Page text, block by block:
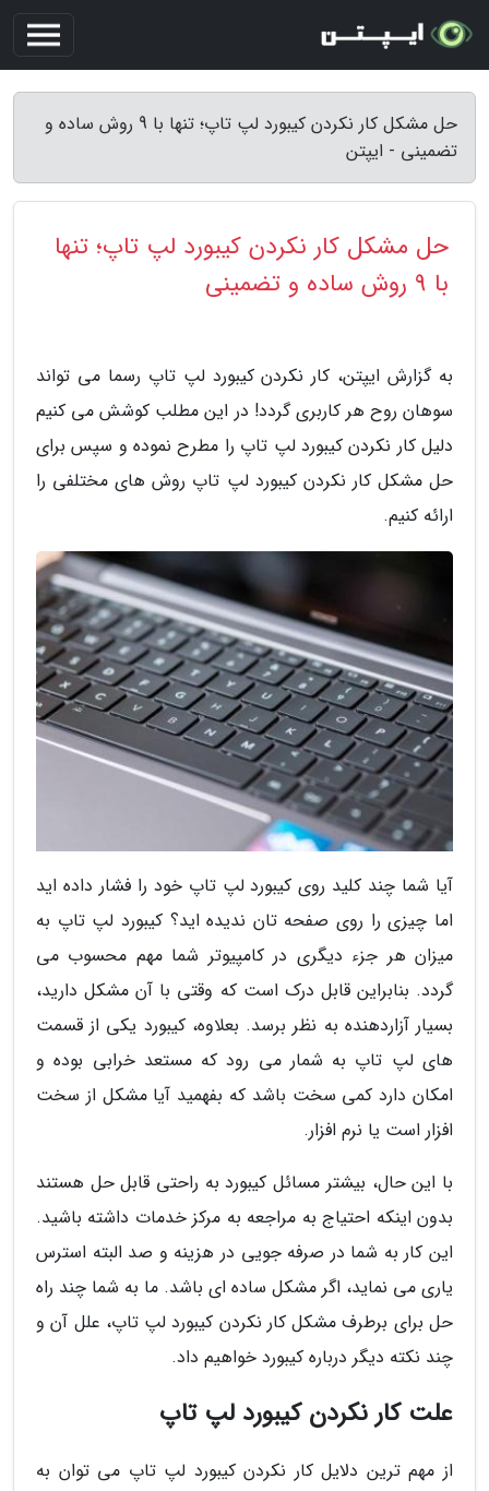
حل مشکل کار نکردن کیبورد لپ تاپ؛ تنها با 9 روش ساده و
تضمینی - ایپتن
حل مشکل کار نکردن کیبورد لپ تاپ؛ تنها
با 9 روش ساده و تضمینی
به گزارش ایپتن، کار نکردن کیبورد لپ تاپ رسما می تواند
سوهان روح هر کاربری گردد! در این مطلب کوشش می کنیم
دلیل کار نکردن کیبورد لپ تاپ را مطرح نموده و سپس برای
حل مشکل کار نکردن کیبورد لپ تاپ روش های مختلفی را
ارائه کنیم.
آیا شما چند کلید روی کیبورد لپ تاپ خود را فشار داده اید
اما چیزی را روی صفحه تان ندیده اید؟ کیبورد لپ تاپ به
میزان هر جزء دیگری در کامپیوتر شما مهم محسوب می
گردد. بنابراین قابل درک است که وقتی با آن مشکل دارید،
بسیار آزاردهنده به نظر برسد. بعلاوه، کیبورد یکی از قسمت
های لپ تاپ به شمار می رود که مستعد خرابی بوده و
امکان دارد کمی سخت باشد که بفهمید آیا مشکل از سخت
افزار است یا نرم افزار.
با این حال، بیشتر مسائل کیبورد به راحتی قابل حل هستند
بدون اینکه احتیاج به مراجعه به مرکز خدمات داشته باشید.
این کار به شما در صرفه جویی در هزینه و صد البته استرس
یاری می نماید، اگر مشکل ساده ای باشد. ما به شما چند راه
حل برای برطرف مشکل کار نکردن کیبورد لپ تاپ، علل آن و
چند نکته دیگر درباره کیبورد خواهیم داد.
علت کار نکردن کیبورد لپ تاپ
از مهم ترین دلایل کار نکردن کیبورد لپ تاپ می توان به